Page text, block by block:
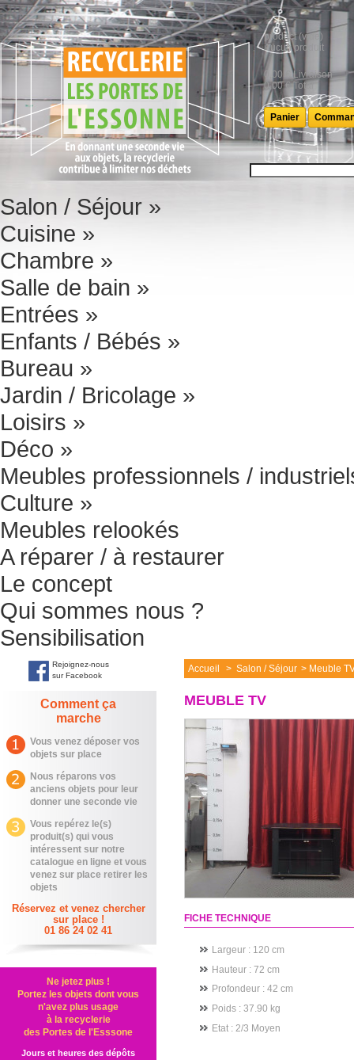
product (vide)
Aucun produit
0,00 €
Livraison
0,00 € Total
Panier
Salon / Séjour »
Cuisine »
Chambre »
Salle de bain »
Entrées »
Enfants / Bébés »
Bureau »
Jardin / Bricolage »
Loisirs »
Déco »
Meubles professionnels /
Culture »
Meubles relookés
A réparer / à restaurer
Le concept
Qui sommes nous ?
Sensibilisation
Rejoignez-nous
sur Facebook
Comment ça
marche
Vous venez déposer vos
objets sur place
Nous réparons vos
anciens objets pour leur
donner une seconde vie
Vous repérez le(s)
produit(s) qui vous
intéressent sur notre
catalogue en ligne et vous
venez sur place retirer les
objets
Réservez et venez chercher
sur place !
01 86 24 02 41
Ne jetez plus !
Portez les objets dont vous
n'avez plus usage
à la recyclerie
des Portes de l'Esssone
Jours et heures des dépôts
Accueil > Salon / Séjour > Meuble
MEUBLE TV
FICHE TECHNIQUE
Largeur : 120 cm
Hauteur : 72 cm
Profondeur : 42 cm
Poids : 37.90 kg
Etat : 2/3 Moyen